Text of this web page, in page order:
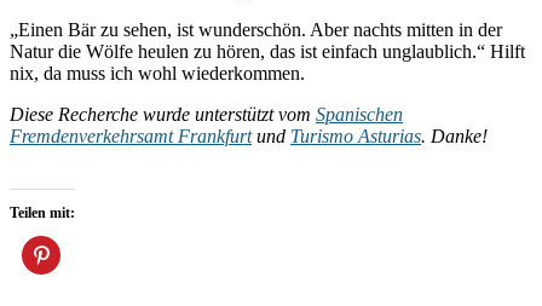
„Einen Bär zu sehen, ist wunderschön. Aber nachts mitten in der
Natur die Wölfe heulen zu hören, das ist einfach unglaublich.“ Hilft
nix, da muss ich wohl wiederkommen.
Diese Recherche wurde unterstützt vom Spanischen
Fremdenverkehrsamt Frankfurtund Turismo Asturias. Danke!
Teilen mit: